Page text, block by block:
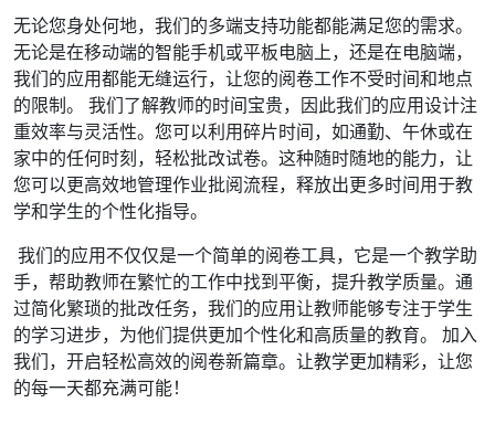
无论您身处何地，我们的多端支持功能都能满足您的需求。
无论是在移动端的智能手机或平板电脑上，还是在电脑端，
我们的应用都能无缝运行，让您的阅卷工作不受时间和地点
的限制。 我们了解教师的时间宝贵，因此我们的应用设计注
重效率与灵活性。您可以利用碎片时间，如通勤、午休或在
家中的任何时刻，轻松批改试卷。这种随时随地的能力，让
您可以更高效地管理作业批阅流程，释放出更多时间用于教
学和学生的个性化指导。
我们的应用不仅仅是一个简单的阅卷工具，它是一个教学助
手，帮助教师在繁忙的工作中找到平衡，提升教学质量。通
过简化繁琐的批改任务，我们的应用让教师能够专注于学生
的学习进步，为他们提供更加个性化和高质量的教育。 加入
我们，开启轻松高效的阅卷新篇章。让教学更加精彩，让您
的每一天都充满可能！